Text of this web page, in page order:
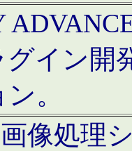
グイン開
。
像処理